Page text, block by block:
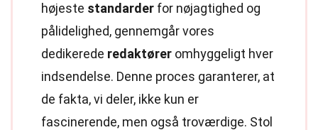
højeste standarder for nøjagtighed og
pålidelighed, gennemgår vores
dedikerede redaktører omhyggeligt hver
indsendelse. Denne proces garanterer, at
de fakta, vi deler, ikke kun er
fascinerende, men også troværdige. Stol